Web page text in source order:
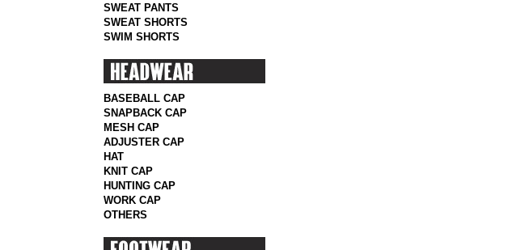
SWEAT PANTS
SWEAT SHORTS
SWIM SHORTS
BASEBALL CAP
SNAPBACK CAP
MESH CAP
ADJUSTER CAP
HAT
KNIT CAP
HUNTING CAP
WORK CAP
OTHERS